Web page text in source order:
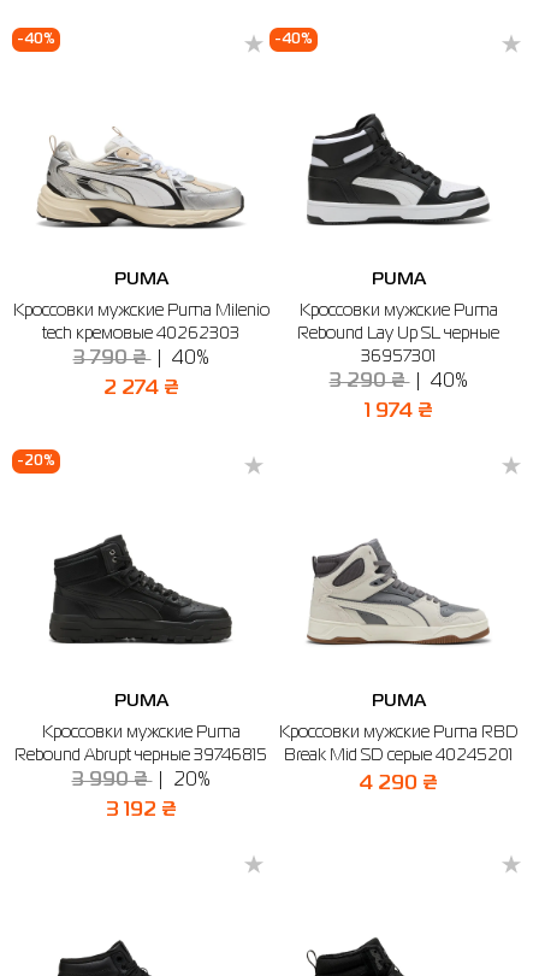
-40%
PUMA
Кроссовки мужские Puma Milenio
tech кремовые 40262303
3 790 ₴ 40%
2 274 ₴
-40%
PUMA
Кроссовки мужские Puma
Rebound Lay Up SL черные
36957301
3 290 ₴ 40%
1 974 ₴
-20%
PUMA
Кроссовки мужские Puma
Rebound Abrupt черные 39746815
3 990 ₴ 20%
3 192 ₴
PUMA
Кроссовки мужские Puma RBD
Break Mid SD серые 40245201
4 290 ₴